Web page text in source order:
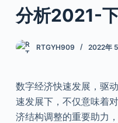
分析2021-
RTGYH909 2022年
数字经济快速发展，驱
速发展下，不仅意味着
济结构调整的重要助力